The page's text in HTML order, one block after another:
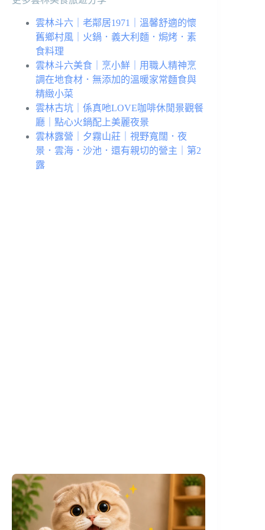
雲林斗六｜老鄰居1971｜溫馨舒適的懷
舊鄉村風｜火鍋．義大利麵．焗烤．素
食料理
雲林斗六美食｜烹小鮮｜用職人精神烹
調在地食材．無添加的溫暖家常麵食與
精緻小菜
雲林古坑｜係真吔LOVE咖啡休閒景觀餐
廳｜點心火鍋配上美麗夜景
雲林露營｜夕霧山莊｜視野寬闊．夜
景．雲海．沙池．還有親切的營主｜第2
露